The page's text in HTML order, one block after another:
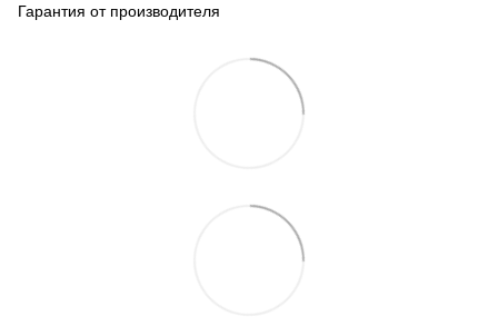
Гарантия от производителя